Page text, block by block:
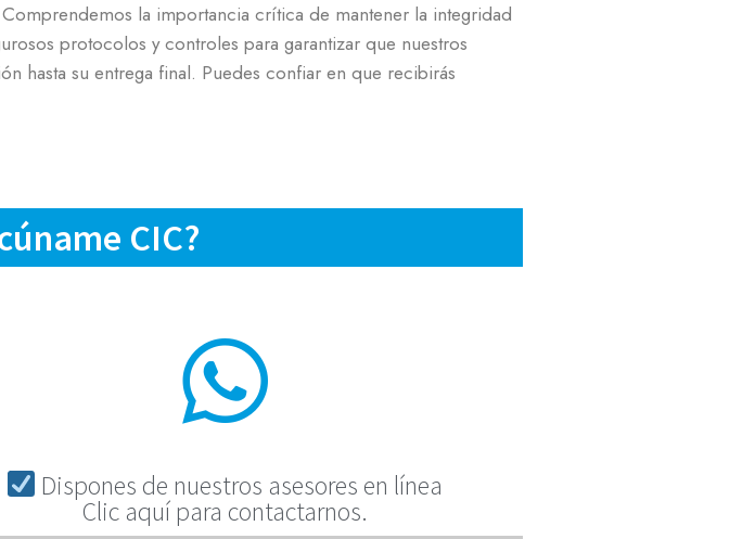
la importancia crítica de mantener la integridad
protocolos y controles para garantizar que nuestros
hasta su entrega final. Puedes confiar en que recibirás
CIC?
Dispones de nuestros asesores en línea
Clic aquí para contactarnos.